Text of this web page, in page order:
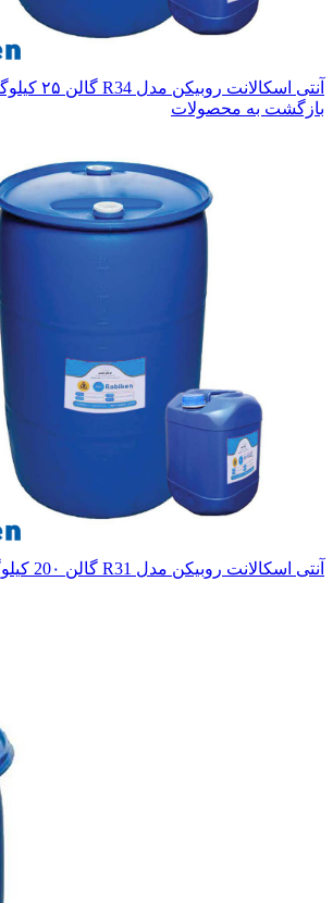
آنتی اسکالانت روبیکن مدل R34 گالن ۲۵ کیلوگرمی
بازگشت به محصولات
آنتی اسکالانت روبیکن مدل R31 گالن 20۰ کیلوگرمی